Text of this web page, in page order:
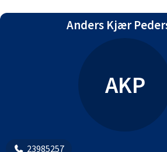
Anders Kjær
AKP
23985257